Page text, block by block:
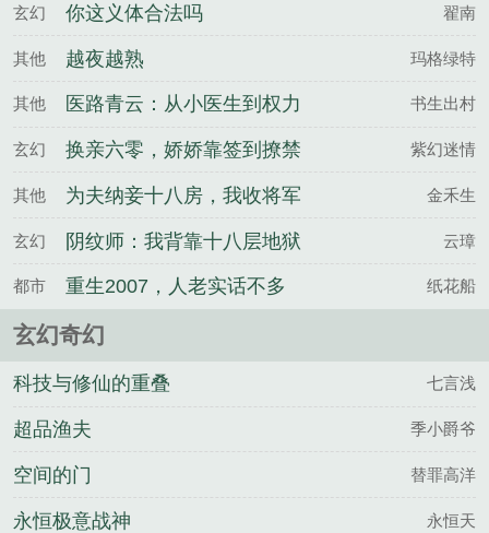
玄幻 你这义体合法吗 翟南
其他 越夜越熟 玛格绿特
其他
医路青云：从小医生到权力
之巅！
书生出村
玄幻
换亲六零，娇娇靠签到撩禁
欲大佬
紫幻迷情
其他
为夫纳妾十八房，我收将军
做外室
金禾生
玄幻 阴纹师：我背靠十八层地狱 云璋
都市 重生2007，人老实话不多 纸花船
玄幻奇幻
科技与修仙的重叠 七言浅
超品渔夫 季小爵爷
空间的门 替罪高洋
永恒极意战神 永恒天